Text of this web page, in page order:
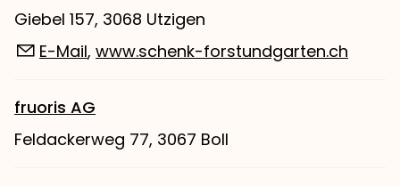
Giebel 157, 3068 Utzigen
E-Mail, www.schenk-forstundgarten.ch
fruoris AG
Feldackerweg 77, 3067 Boll